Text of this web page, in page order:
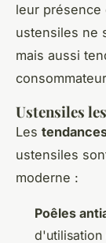
leur présence
ustensiles ne
mais aussi
Ustensiles
Les
ustensiles
moderne :
Poêles
d'utilisation